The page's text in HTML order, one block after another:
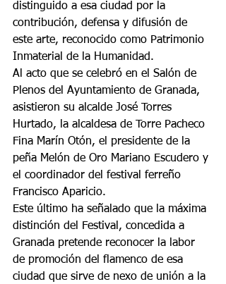
distinguido a esa ciudad por la
contribución, defensa y difusión de
este arte, reconocido como Patrimonio
Inmaterial de la Humanidad.
Al acto que se celebró en el Salón de
Plenos del Ayuntamiento de Granada,
asistieron su alcalde José Torres
Hurtado, la alcaldesa de Torre Pacheco
Fina Marín Otón, el presidente de la
peña Melón de Oro Mariano Escudero y
el coordinador del festival ferreño
Francisco Aparicio.
Este último ha señalado que la máxima
distinción del Festival, concedida a
Granada pretende reconocer la labor
de promoción del flamenco de esa
ciudad que sirve de nexo de unión a la